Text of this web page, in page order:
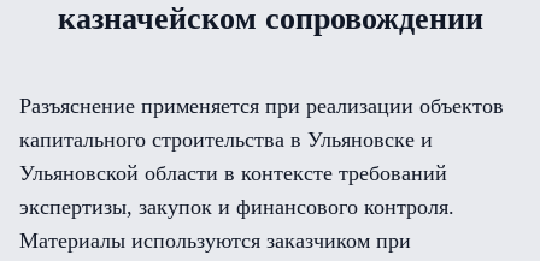
казначейском сопровождении
Разъяснение применяется при реализации объектов
капитального строительства в Ульяновске и
Ульяновской области в контексте требований
экспертизы, закупок и финансового контроля.
Материалы используются заказчиком при